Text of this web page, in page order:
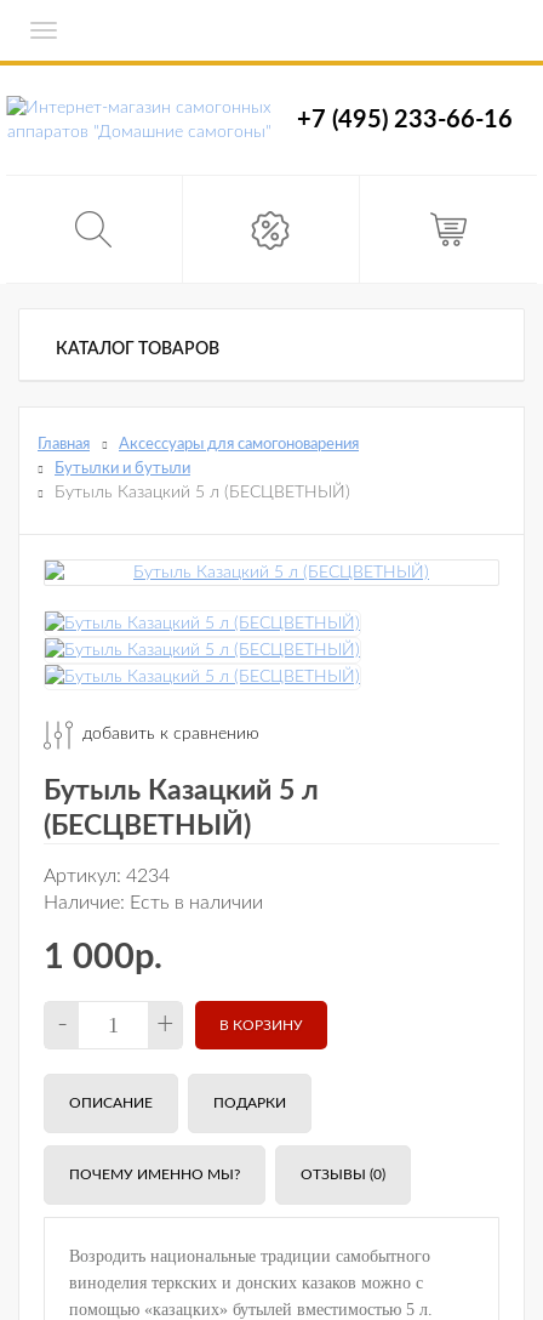
Toggle
+7 (495) 233-66-16
КАТАЛОГ ТОВАРОВ
Главная
Аксессуары для самогоноварения
Бутылки и бутыли
Бутыль Казацкий 5 л (БЕСЦВЕТНЫЙ)
добавить к сравнению
Бутыль Казацкий 5 л
(БЕСЦВЕТНЫЙ)
Артикул: 4234
Наличие: Есть в наличии
1 000р.
+
-
ОПИСАНИЕ ПОДАРКИ
ПОЧЕМУ ИМЕННО МЫ? ОТЗЫВЫ (0)
Возродить национальные традиции самобытного
виноделия теркских и донских казаков можно с
помощью «казацких» бутылей вместимостью 5 л.